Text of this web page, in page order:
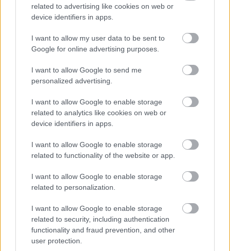
related to advertising like cookies on web or
device identifiers in apps.
I want to allow my user data to be sent to
Google for online advertising purposes.
I want to allow Google to send me
personalized advertising.
I want to allow Google to enable storage
related to analytics like cookies on web or
device identifiers in apps.
I want to allow Google to enable storage
related to functionality of the website or app.
I want to allow Google to enable storage
related to personalization.
I want to allow Google to enable storage
related to security, including authentication
functionality and fraud prevention, and other
user protection.
Montoya szerint Antonelli kedvessége sem segít
Russellen
2 napja
Hakkinen megtartaná a Norris-Piastri párost a
McLarennél, nem borítaná fel Verstappenért